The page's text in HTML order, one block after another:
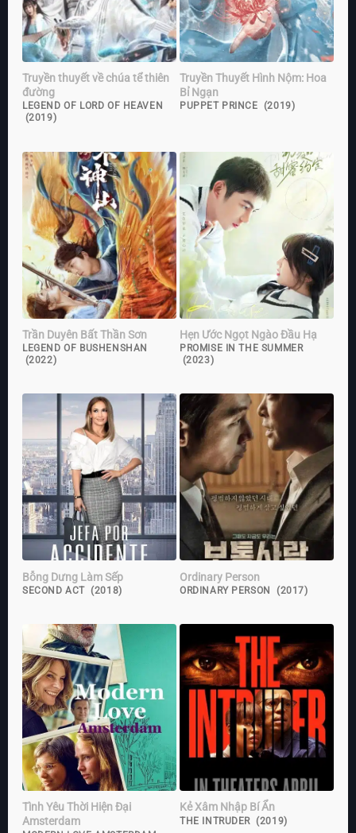
Truyền thuyết về chúa tể thiên
đường
LEGEND OF LORD OF HEAVEN
(2019)
Truyền Thuyết Hình Nộm: Hoa
Bỉ Ngạn
PUPPET PRINCE (2019)
Trần Duyên Bất Thần Sơn
LEGEND OF BUSHENSHAN
(2022)
Hẹn Ước Ngọt Ngào Đầu Hạ
PROMISE IN THE SUMMER
(2023)
Bỗng Dưng Làm Sếp
SECOND ACT (2018)
Ordinary Person
ORDINARY PERSON (2017)
Tình Yêu Thời Hiện Đại
Amsterdam
Kẻ Xâm Nhập Bí Ẩn
THE INTRUDER (2019)